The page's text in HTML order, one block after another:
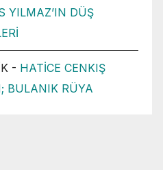
YILMAZ’IN DÜŞ
- HATİCE CENKIŞ
BULANIK RÜYA